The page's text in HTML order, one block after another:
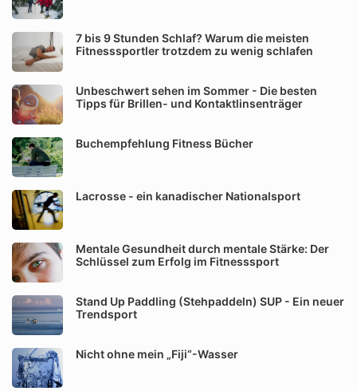
7 bis 9 Stunden Schlaf? Warum die meisten
Fitnesssportler trotzdem zu wenig schlafen
Unbeschwert sehen im Sommer - Die besten
Tipps für Brillen- und Kontaktlinsenträger
Buchempfehlung Fitness Bücher
Lacrosse - ein kanadischer Nationalsport
Mentale Gesundheit durch mentale Stärke: Der
Schlüssel zum Erfolg im Fitnesssport
Stand Up Paddling (Stehpaddeln) SUP - Ein neuer
Trendsport
Nicht ohne mein „Fiji“-Wasser